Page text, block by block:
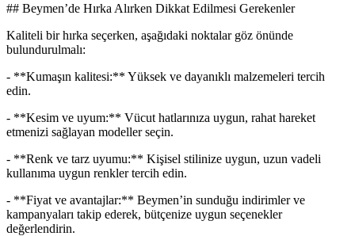
## Beymen’de Hırka Alırken Dikkat Edilmesi Gerekenler
Kaliteli bir hırka seçerken, aşağıdaki noktalar göz önünde
bulundurulmalı:
- **Kumaşın kalitesi:** Yüksek ve dayanıklı malzemeleri tercih
edin.
- **Kesim ve uyum:** Vücut hatlarınıza uygun, rahat hareket
etmenizi sağlayan modeller seçin.
- **Renk ve tarz uyumu:** Kişisel stilinize uygun, uzun vadeli
kullanıma uygun renkler tercih edin.
- **Fiyat ve avantajlar:** Beymen’in sunduğu indirimler ve
kampanyaları takip ederek, bütçenize uygun seçenekler
değerlendirin.